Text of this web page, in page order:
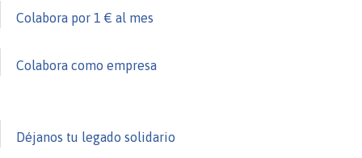
Colabora por 1 € al mes
Colabora como empresa
Déjanos tu legado solidario